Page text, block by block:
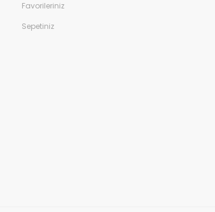
Favorileriniz
Sepetiniz